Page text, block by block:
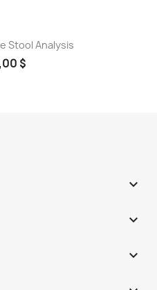
Stool Analysis
$


